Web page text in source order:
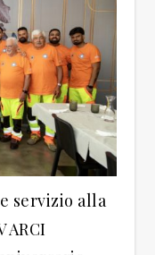
servizio alla
ARCI